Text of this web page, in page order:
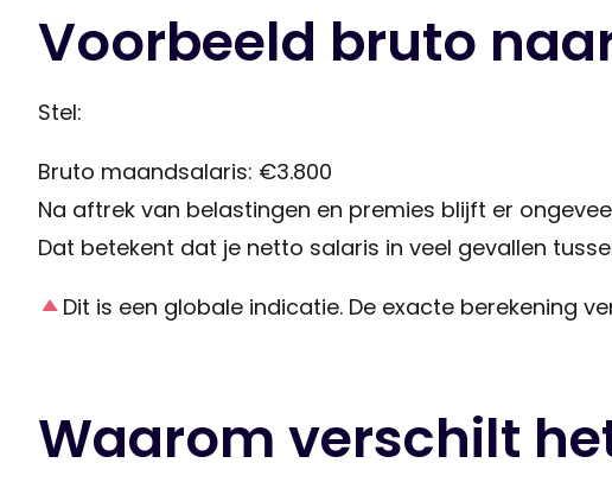
Voorbeeld bruto
Stel:
Bruto maandsalaris: €3.800
Na aftrek van belastingen en premies blijft er
Dat betekent dat je netto salaris in veel gevallen
Dit is een globale indicatie. De exacte berekening
Waarom verschilt